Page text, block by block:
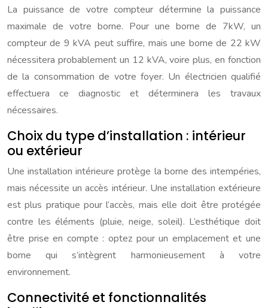
La puissance de votre compteur détermine la puissance
maximale de votre borne. Pour une borne de 7kW, un
compteur de 9 kVA peut suffire, mais une borne de 22 kW
nécessitera probablement un 12 kVA, voire plus, en fonction
de la consommation de votre foyer. Un électricien qualifié
effectuera ce diagnostic et déterminera les travaux
nécessaires.
Choix du type d’installation : intérieur
ou extérieur
Une installation intérieure protège la borne des intempéries,
mais nécessite un accès intérieur. Une installation extérieure
est plus pratique pour l’accès, mais elle doit être protégée
contre les éléments (pluie, neige, soleil). L’esthétique doit
être prise en compte : optez pour un emplacement et une
borne qui s’intègrent harmonieusement à votre
environnement.
Connectivité et fonctionnalités